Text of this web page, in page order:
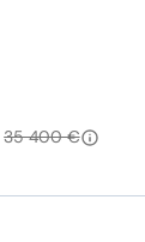
35 400 €